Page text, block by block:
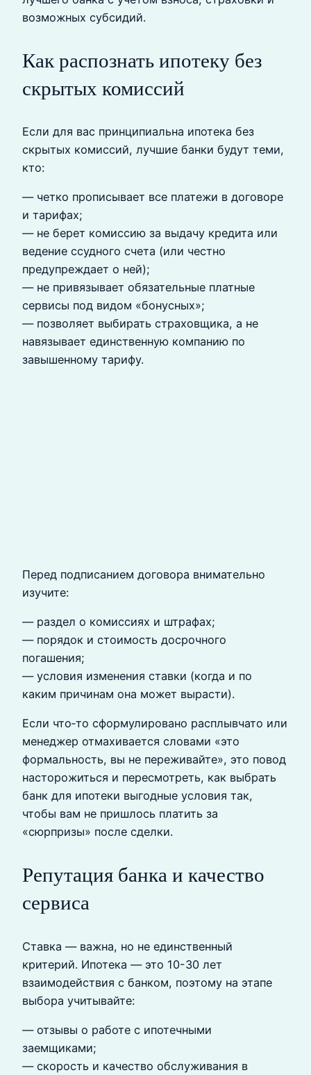
возможных субсидий.
Как распознать ипотеку без
скрытых комиссий
Если для вас принципиальна ипотека без
скрытых комиссий, лучшие банки будут теми,
кто:
— четко прописывает все платежи в договоре
и тарифах;
— не берет комиссию за выдачу кредита или
ведение ссудного счета (или честно
предупреждает о ней);
— не привязывает обязательные платные
сервисы под видом «бонусных»;
— позволяет выбирать страховщика, а не
навязывает единственную компанию по
завышенному тарифу.
Перед подписанием договора внимательно
изучите:
— раздел о комиссиях и штрафах;
— порядок и стоимость досрочного
погашения;
— условия изменения ставки (когда и по
каким причинам она может вырасти).
Если что‑то сформулировано расплывчато или
менеджер отмахивается словами «это
формальность, вы не переживайте», это повод
насторожиться и пересмотреть, как выбрать
банк для ипотеки выгодные условия так,
чтобы вам не пришлось платить за
«сюрпризы» после сделки.
Репутация банка и качество
сервиса
Ставка — важна, но не единственный
критерий. Ипотека — это 10-30 лет
взаимодействия с банком, поэтому на этапе
выбора учитывайте:
— отзывы о работе с ипотечными
заемщиками;
— скорость и качество обслуживания в